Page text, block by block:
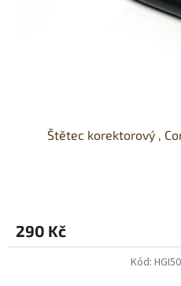
Štětec korektorový ,
290 Kč
Kód: